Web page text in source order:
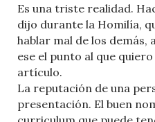
Es una triste realidad.
dijo durante la Homilía,
hablar mal de los demás,
ese el punto al que
artículo.
La reputación de una
presentación. El buen